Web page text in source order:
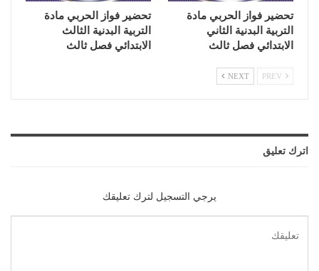
تحضير فواز الحربي مادة
التربية البدنية الثاني
الابتدائي فصل ثالث
تحضير فواز الحربي مادة
التربية البدنية الثالث
الابتدائي فصل ثالث
NEXT
اترك تعليق
يرجي التسجيل لترك تعليقك